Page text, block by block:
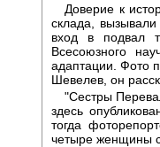
Доверие к
склада,
вход в подвал
Всесоюзного
адаптации. Фото
Шевелев, он
"Сестры
здесь
тогда
четыре женщины